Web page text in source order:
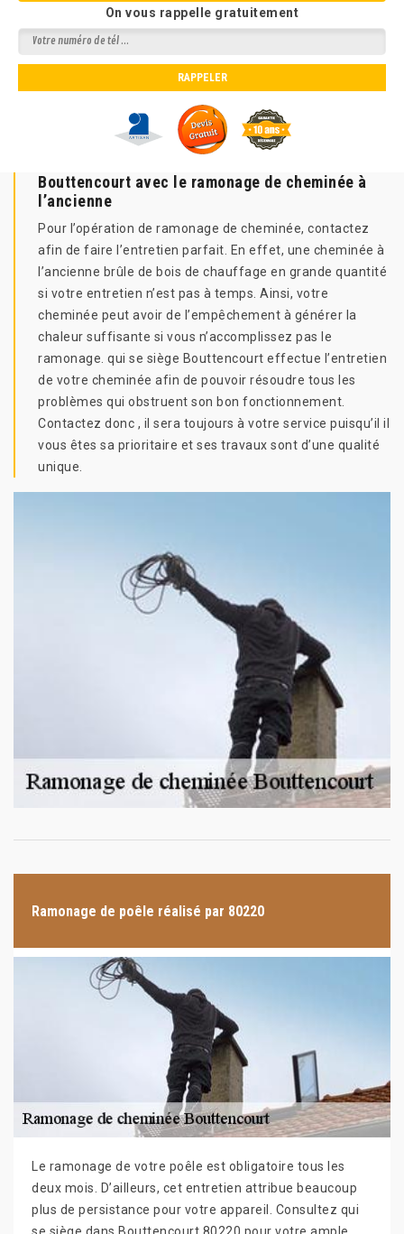
On vous rappelle gratuitement
Bouttencourt avec le ramonage de cheminée à
l’ancienne
Pour l’opération de ramonage de cheminée, contactez
afin de faire l’entretien parfait. En effet, une cheminée à
l’ancienne brûle de bois de chauffage en grande quantité
si votre entretien n’est pas à temps. Ainsi, votre
cheminée peut avoir de l’empêchement à générer la
chaleur suffisante si vous n’accomplissez pas le
ramonage. qui se siège Bouttencourt effectue l’entretien
de votre cheminée afin de pouvoir résoudre tous les
problèmes qui obstruent son bon fonctionnement.
Contactez donc , il sera toujours à votre service puisqu’il il
vous êtes sa prioritaire et ses travaux sont d’une qualité
unique.
Ramonage de poêle réalisé par 80220
Le ramonage de votre poêle est obligatoire tous les
deux mois. D’ailleurs, cet entretien attribue beaucoup
plus de persistance pour votre appareil. Consultez qui